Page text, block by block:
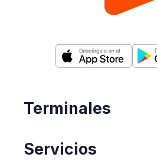
Terminales
Servicios